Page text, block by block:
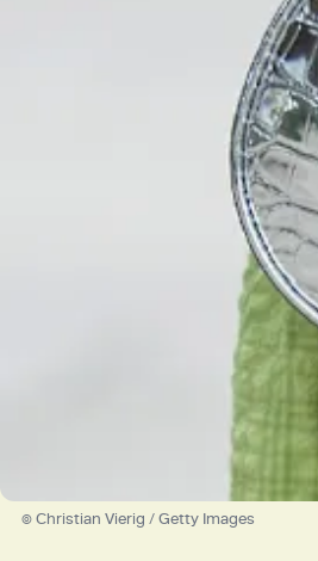
© Christian Vierig / Getty Images